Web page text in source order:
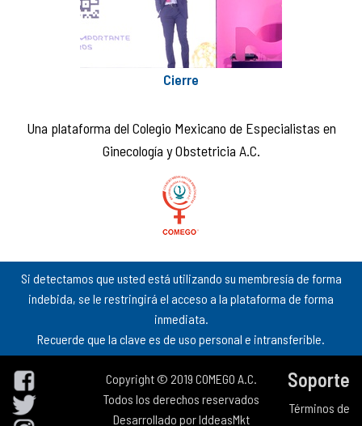
Cierre
Una plataforma del Colegio Mexicano de Especialistas en
Ginecología y Obstetricia A.C.
Si detectamos que usted está utilizando su membresía de forma
indebida, se le restringirá el acceso a la plataforma de forma
inmediata.
Recuerde que la clave es de uso personal e intransferible.
Copyright © 2019 COMEGO A.C.
Todos los derechos reservados
Desarrollado porIddeasMkt
Soporte
Términos de